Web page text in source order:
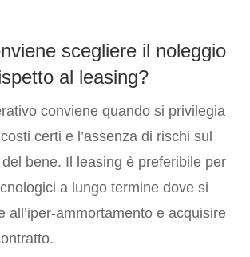
scegliere il noleggio
al leasing?
conviene quando si privilegia
certi e l’assenza di rischi sul
bene. Il leasing è preferibile per
a lungo termine dove si
all’iper-ammortamento e acquisire